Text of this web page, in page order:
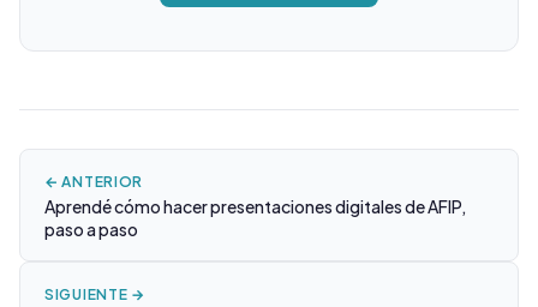
← ANTERIOR
Aprendé cómo hacer presentaciones digitales de AFIP,
paso a paso
SIGUIENTE →